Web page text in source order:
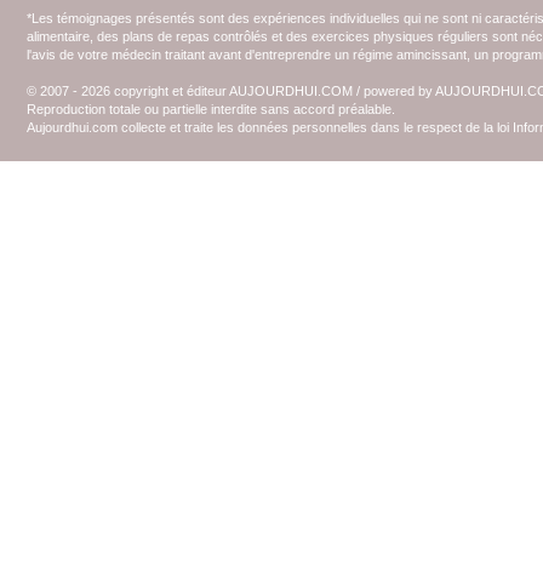
*Les témoignages présentés sont des expériences individuelles qui ne sont ni
alimentaire, des plans de repas contrôlés et des exercices physiques réguliers sont
l'avis de votre médecin traitant avant d'entreprendre un régime amincissant, un
© 2007 - 2026 copyright et éditeur AUJOURDHUI.COM / powered by
Reproduction totale ou partielle interdite sans accord préalable.
Aujourdhui.com collecte et traite les données personnelles dans le respect de la loi